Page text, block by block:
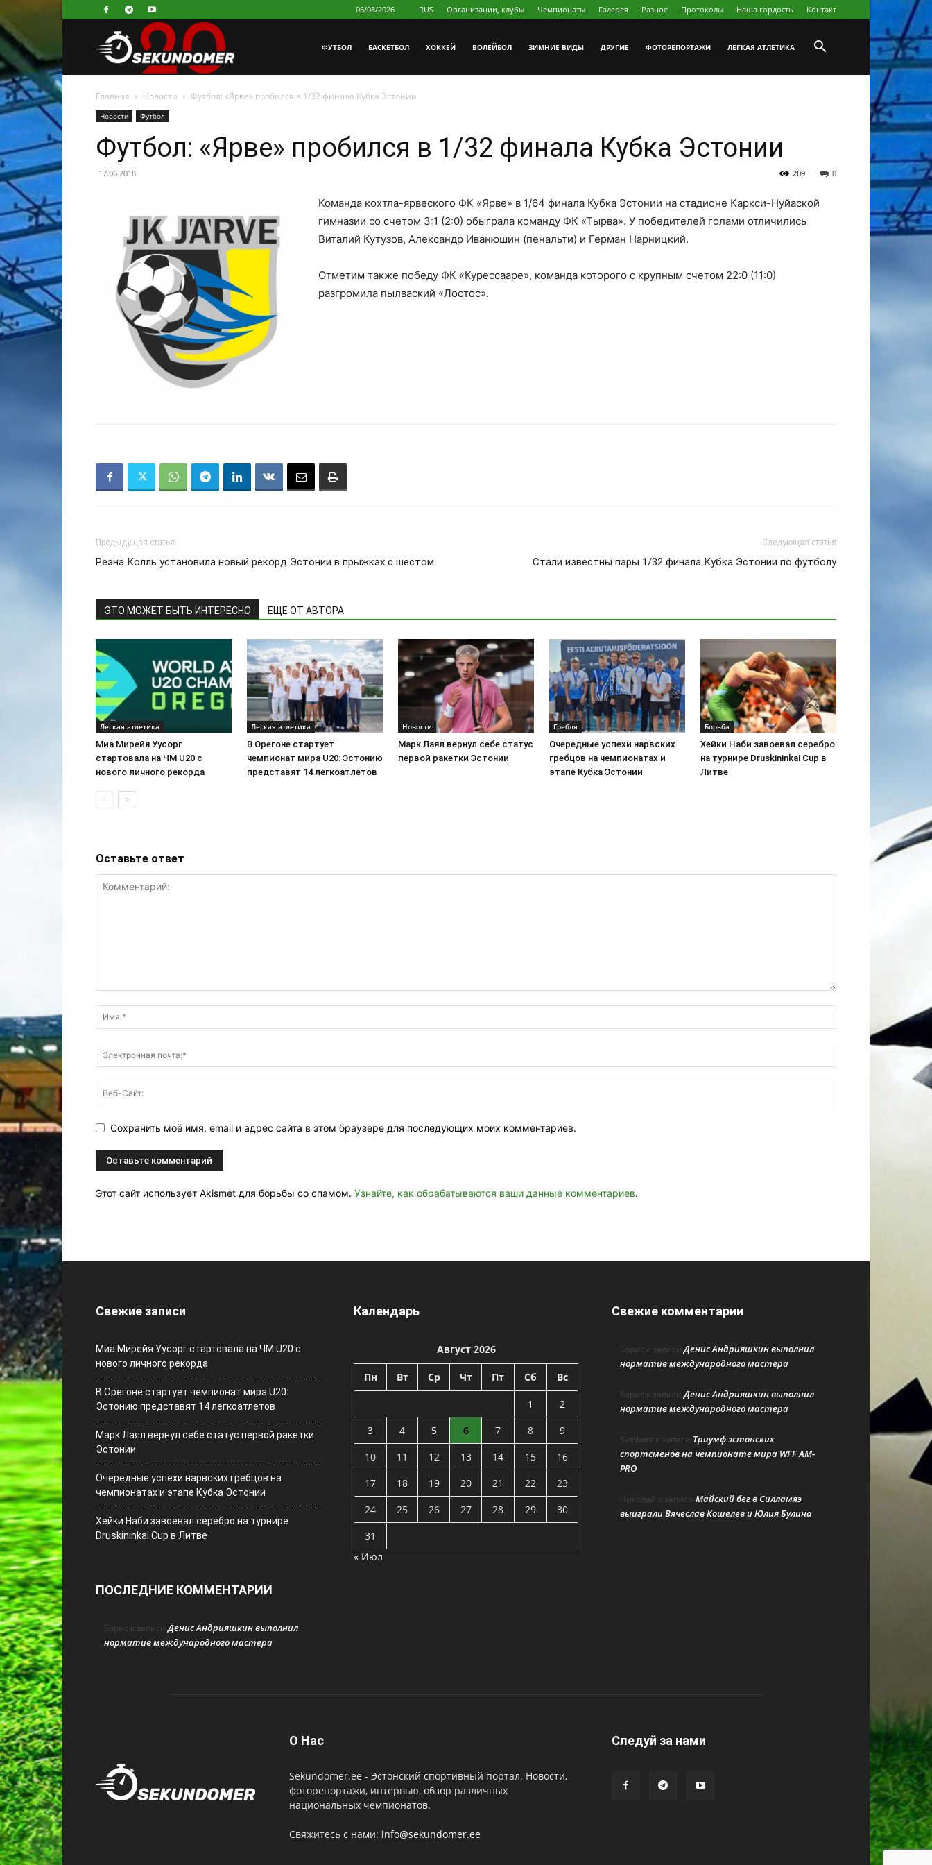
06/08/2026 RUS Организации, клубы Чемпионаты Галерея Разное Протоколы Наша гордость Koнтакт
ФУТБОЛ БAСКЕТБОЛ ХОККЕЙ ВОЛЕЙБОЛ ЗИМНИЕ ВИДЫ ДРУГИЕ ФОТОРЕПОРТАЖИ ЛЕГКАЯ АТЛЕТИКА
Главная Новости Футбол: «Ярве» пробился в 1/32 финала Кубка Эстонии
Новости Футбол
Футбол: «Ярве» пробился в 1/32 финала Кубка Эстонии
17.06.2018 0
209
Команда кохтла-ярвеского ФК «Ярве» в 1/64 финала Кубка Эстонии на стадионе Каркси-Нуйаской
гимназии со счетом 3:1 (2:0) обыграла команду ФК «Тырва». У победителей голами отличились
Виталий Кутузов, Александр Иванюшин (пенальти) и Герман Нарницкий.
Отметим также победу ФК «Курессааре», команда которого с крупным счетом 22:0 (11:0)
разгромила пылваский «Лоотос».
Предыдущая статья
Реэна Колль установила новый рекорд Эстонии в прыжках с шестом
Следующая статья
Стали известны пары 1/32 финала Кубка Эстонии по футболу
ЭТО МОЖЕТ БЫТЬ ИНТЕРЕСНО ЕЩЕ ОТ АВТОРА
Легкая атлетика
Миа Мирейя Уусорг
стартовала на ЧМ U20 c
нового личного рекорда
Легкая атлетика
В Орегоне стартует
чемпионат мира U20: Эстонию
представят 14 легкоатлетов
Новости
Марк Лаял вернул себе статус
первой ракетки Эстонии
Гребля
Очередные успехи нарвских
гребцов на чемпионатах и
этапе Кубка Эстонии
Борьба
Хейки Наби завоевал серебро
на турнире Druskininkai Cup в
Литве
Оставьте ответ
Сохранить моё имя, email и адрес сайта в этом браузере для последующих моих комментариев.
Этот сайт использует Akismet для борьбы со спамом. Узнайте, как обрабатываются ваши данные комментариев.
Свежие записи
Миа Мирейя Уусорг стартовала на ЧМ U20 c
нового личного рекорда
В Орегоне стартует чемпионат мира U20:
Эстонию представят 14 легкоатлетов
Марк Лаял вернул себе статус первой ракетки
Эстонии
Очередные успехи нарвских гребцов на
чемпионатах и этапе Кубка Эстонии
Хейки Наби завоевал серебро на турнире
Druskininkai Cup в Литве
ПОСЛЕДНИЕ КОММЕНТАРИИ
Борис к записиДенис Андрияшкин выполнил
норматив международного мастера
Календарь
Август 2026
Пн Вт Ср Чт Пт Сб Вс
1
2
3
4 5 6 7 8
9
10
11 12 13 14 15
16
17
18 19 20 21 22
23
24
25 26 27 28 29
30
31
« Июл
Свежие комментарии
Борис к записиДенис Андрияшкин выполнил
норматив международного мастера
Борис к записиДенис Андрияшкин выполнил
норматив международного мастера
Svetlana к записи Триумф эстонских
спортсменов на чемпионате мира WFF AM-
PRO
Николай к записи Майский бег в Силламяэ
выиграли Вячеслав Кошелев и Юлия Булина
О Нас
Sekundomer.ee - Эстонский спортивный портал. Новости,
фоторепортажи, интервью, обзор различных
национальных чемпионатов.
Свяжитесь с нами: info@sekundomer.ee
Cледуй за нами